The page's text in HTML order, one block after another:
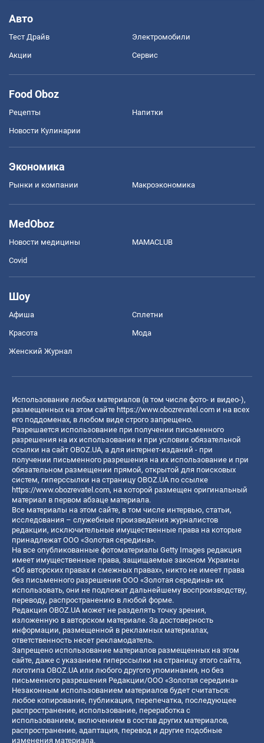
Авто
Тест Драйв Электромобили
Акции Сервис
Food Oboz
Рецепты Напитки
Новости Кулинарии
Экономика
Рынки и компании Mакроэкономика
MedOboz
Новости медицины MAMACLUB
Covid
Шоу
Афиша Сплетни
Красота Мода
Женский Журнал
Использование любых материалов (в том числе фото- и видео-),
размещенных на этом сайте https://www.obozrevatel.com и на всех
его поддоменах, в любом виде строго запрещено.
Разрешается использование при получении письменного
разрешения на их использование и при условии обязательной
ссылки на сайт OBOZ.UA, а для интернет-изданий - при
получении письменного разрешения на их использование и при
обязательном размещении прямой, открытой для поисковых
систем, гиперссылки на страницу OBOZ.UA по ссылке
https://www.obozrevatel.com, на которой размещен оригинальный
материал в первом абзаце материала.
Все материалы на этом сайте, в том числе интервью, статьи,
исследования – служебные произведения журналистов
редакции, исключительные имущественные права на которые
принадлежат ООО «Золотая середина».
На все опубликованные фотоматериалы Getty Images редакция
имеет имущественные права, защищаемые законом Украины
«Об авторских правах и смежных правах», никто не имеет права
без письменного разрешения ООО «Золотая середина» их
использовать, они не подлежат дальнейшему воспроизводству,
переводу, распространению в любой форме.
Редакция OBOZ.UA может не разделять точку зрения,
изложенную в авторском материале. За достоверность
информации, размещенной в рекламных материалах,
ответственность несет рекламодатель.
Запрещено использование материалов размещенных на этом
сайте, даже с указанием гиперссылки на страницу этого сайта,
логотипа OBOZ.UA или любого другого упоминания, но без
письменного разрешения Редакции/ООО «Золотая середина»
Незаконным использованием материалов будет считаться:
любое копирование, публикация, перепечатка, последующее
распространение, использование, переработка с
использованием, включением в состав других материалов,
распространение, адаптация, перевод и другие подобные
изменения материала.